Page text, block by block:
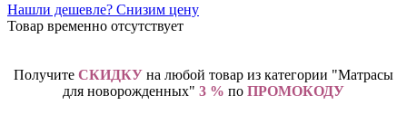
Нашли дешевле? Снизим цену
Товар временно отсутствует
Получите СКИДКУ на любой товар из категории "Матрасы
для новорожденных" 3 % по ПРОМОКОДУ